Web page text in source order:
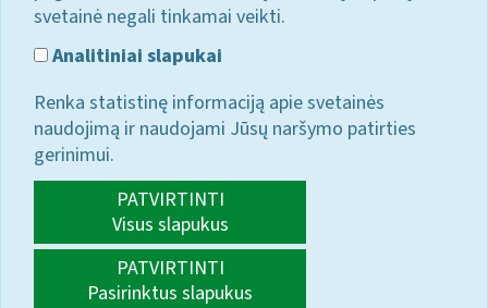
svetainė negali tinkamai veikti.
Analitiniai slapukai
Renka statistinę informaciją apie svetainės
naudojimą ir naudojami Jūsų naršymo patirties
gerinimui.
PATVIRTINTI
Visus slapukus
PATVIRTINTI
Pasirinktus slapukus